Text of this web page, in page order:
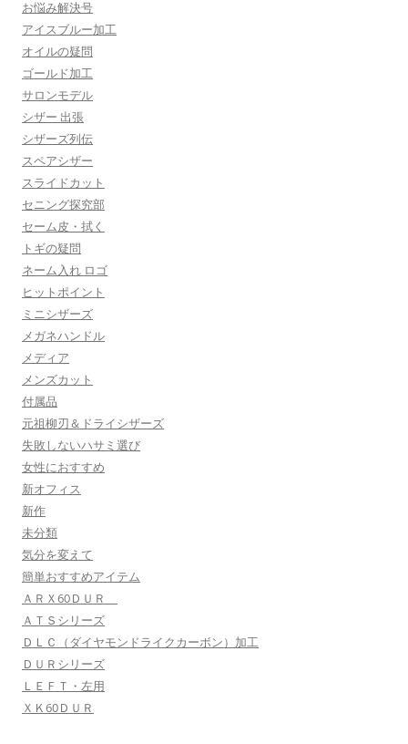
お悩み解決号
アイスブルー加工
オイルの疑問
ゴールド加工
サロンモデル
シザー 出張
シザーズ列伝
スペアシザー
スライドカット
セニング探究部
セーム皮・拭く
トギの疑問
ネーム入れ ロゴ
ヒットポイント
ミニシザーズ
メガネハンドル
メディア
メンズカット
付属品
元祖柳刃＆ドライシザーズ
失敗しないハサミ選び
女性におすすめ
新オフィス
新作
未分類
気分を変えて
簡単おすすめアイテム
ＡＲＸ60ＤＵＲ
ＡＴＳシリーズ
ＤＬＣ（ダイヤモンドライクカーボン）加工
ＤＵＲシリーズ
ＬＥＦＴ・左用
ＸＫ60ＤＵＲ